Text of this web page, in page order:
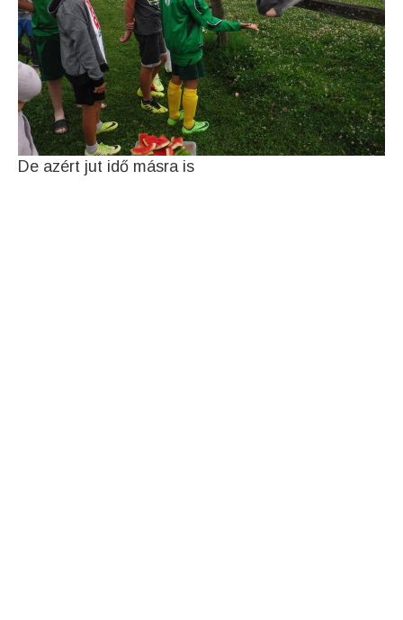
De azért jut idő másra is